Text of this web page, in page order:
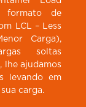
formato de
LCL – Less
Carga),
soltas
lhe ajudamos
levando em
carga.